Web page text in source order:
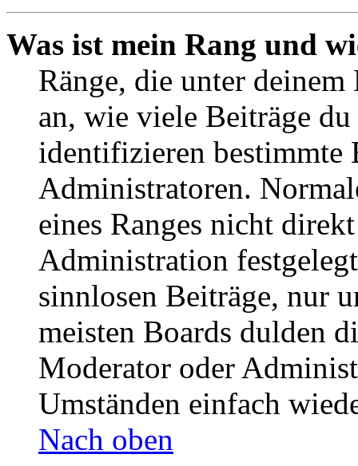
Was ist mein Rang und
Ränge, die unter deinem
an, wie viele Beiträge
identifizieren bestimmte
Administratoren.
eines Ranges nicht
Administration
sinnlosen Beiträge, nur
meisten Boards dulden
Moderator oder
Umständen einfach
Nach oben